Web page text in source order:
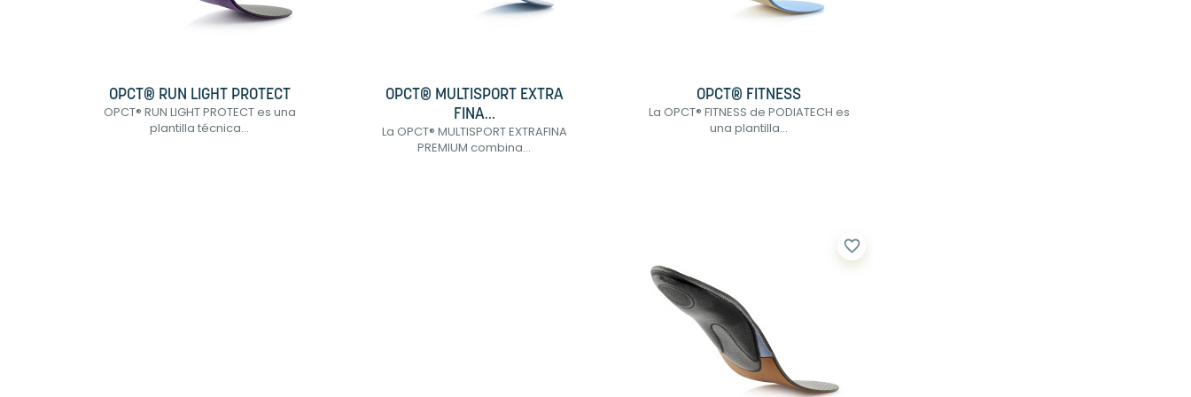
OPCT® RUN LIGHT PROTECT
OPCT® RUN LIGHT PROTECT es una
plantilla técnica...
OPCT® MULTISPORT EXTRA
FINA...
La OPCT® MULTISPORT EXTRAFINA
PREMIUM combina...
OPCT® FITNESS
La OPCT® FITNESS de PODIATECH es
una plantilla...
favorite_border